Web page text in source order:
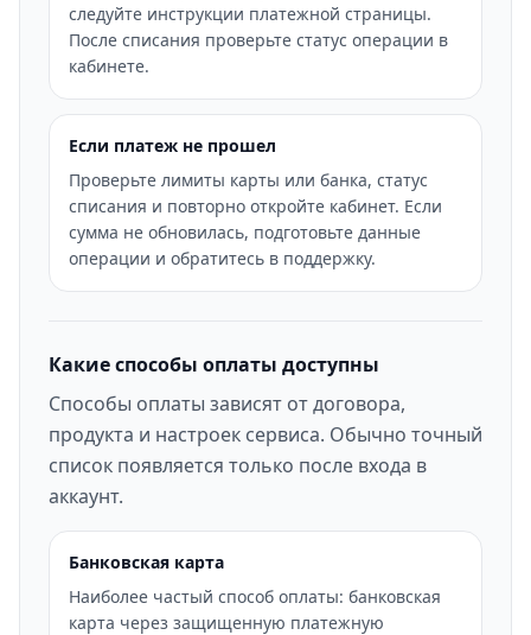
следуйте инструкции платежной страницы.
После списания проверьте статус операции в
кабинете.
Если платеж не прошел
Проверьте лимиты карты или банка, статус
списания и повторно откройте кабинет. Если
сумма не обновилась, подготовьте данные
операции и обратитесь в поддержку.
Какие способы оплаты доступны
Способы оплаты зависят от договора,
продукта и настроек сервиса. Обычно точный
список появляется только после входа в
аккаунт.
Банковская карта
Наиболее частый способ оплаты: банковская
карта через защищенную платежную